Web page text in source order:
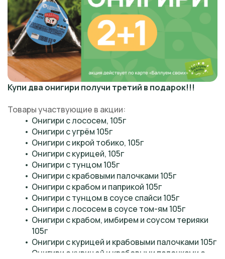
Купи два онигири получи третий в подарок!!!
Товары участвующие в акции:
Онигири с лососем, 105г
Онигири с угрём 105г
Онигири с икрой тобико, 105г
Онигири с курицей, 105г
Онигири с тунцом 105г
Онигири с крабовыми палочками 105г
Онигири с крабом и паприкой 105г
Онигири с тунцом в соусе спайси 105г
Онигири с лососем в соусе том-ям 105г
Онигири с крабом, имбирем и соусом терияки
105г
Онигири с курицей и крабовыми палочками 105г
Онигири с курицей и крабовыми палочками с